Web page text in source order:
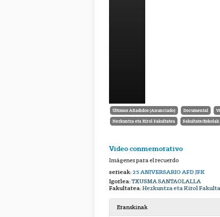
Últimos Añadidos (Anunciado) Documental
Hezkuntza eta Kirol Fakultatea Fakultate/Eskolak
Video conmemorativo
Imágenes para el recuerdo
serieak:25 ANIVERSARIO AFD JFK
Igorlea:TXUSMA SANTAOLALLA
Fakultatea:Hezkuntza eta Kirol
Eranskinak